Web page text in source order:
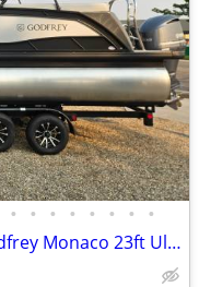
• • • • • • • •
Last chance to SAVE BIG 2026 Godfrey Monaco 23ft Ultra Lounger 300hp!